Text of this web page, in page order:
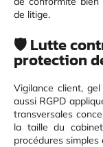
de litige.
🛡️ Lutte
protection
Vigilance client,
aussi RGPD
transversales
la taille du
procédures